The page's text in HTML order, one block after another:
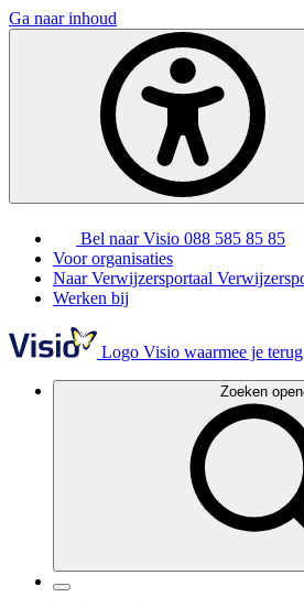
Ga naar inhoud
Bel naar Visio 088 585 85 85
Voor organisaties
Naar Verwijzersportaal
Werken bij
Logo Visio waarmee je
Zoeken